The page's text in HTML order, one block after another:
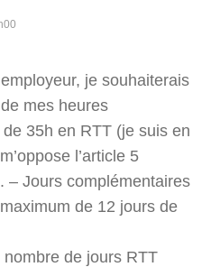
je souhaiterais
mes heures
35h en RTT (je suis en
l’article 5
– Jours complémentaires
de 12 jours de
nombre de jours RTT